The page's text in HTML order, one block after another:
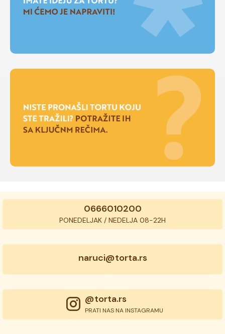
0666010200
PONEDELJAK / NEDELJA 08-22H
naruci@torta.rs
@torta.rs
PRATI NAS NA INSTAGRAMU